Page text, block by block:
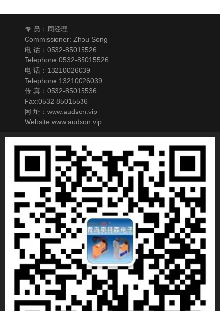
专 员：周经理
Commissioner: Zhou Song
电 话：0532-85015526
Telephone:0532-85015526
电 话：13210026039
Telephone:13210026039
传 真：0532-85015536
Fax:0532-85015536
网 址：www.audson.vip
Website:www.audson.vip